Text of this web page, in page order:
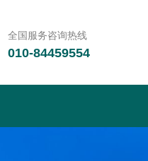
全国服务咨询热线
010-84459554